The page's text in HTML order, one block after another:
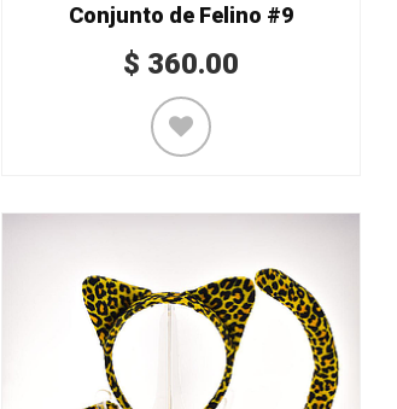
Conjunto de Felino #9
$ 360.00